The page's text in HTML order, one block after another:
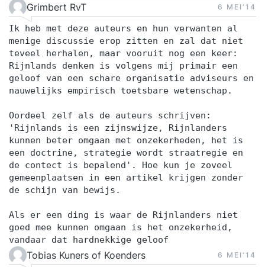
Grimbert RvT 6 MEI‘14
Ik heb met deze auteurs en hun verwanten al
menige discussie erop zitten en zal dat niet
teveel herhalen, maar vooruit nog een keer:
Rijnlands denken is volgens mij primair een
geloof van een schare organisatie adviseurs en
nauwelijks empirisch toetsbare wetenschap.
Oordeel zelf als de auteurs schrijven:
'Rijnlands is een zijnswijze, Rijnlanders
kunnen beter omgaan met onzekerheden, het is
een doctrine, strategie wordt straatregie en
de contect is bepalend'. Hoe kun je zoveel
gemeenplaatsen in een artikel krijgen zonder
de schijn van bewijs.
Als er een ding is waar de Rijnlanders niet
goed mee kunnen omgaan is het onzekerheid,
vandaar dat hardnekkige geloof
Tobias Kuners of Koenders 6 MEI‘14